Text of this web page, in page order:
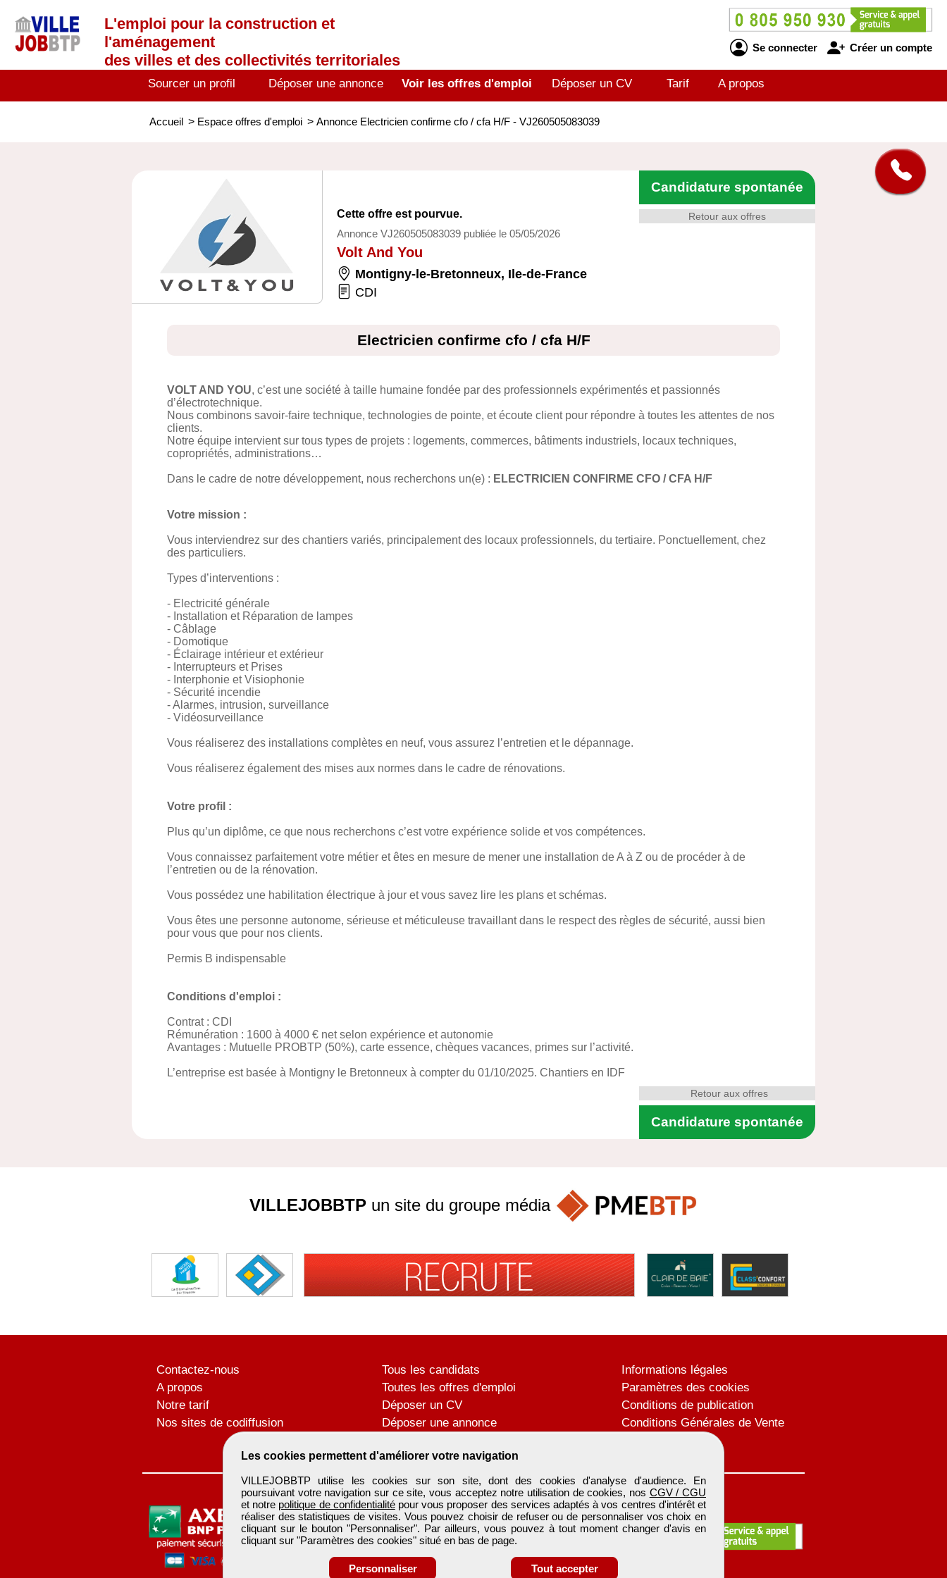
L'emploi pour la construction et
l'aménagement
des villes et des collectivités territoriales
Se connecter Créer un compte
Sourcer un profil Déposer une annonce Voir les offres d'emploi Déposer un CV Tarif A propos
Accueil > Espace offres d'emploi > Annonce Electricien confirme cfo / cfa H/F - VJ260505083039
Retour aux offres
Candidature spontanée
Cette offre est pourvue.
Annonce VJ260505083039 publiée le 05/05/2026
Volt And You
Montigny-le-Bretonneux, Ile-de-France
CDI
Electricien confirme cfo / cfa H/F
VOLT AND YOU, c’est une société à taille humaine fondée par des professionnels expérimentés et passionnés
d’électrotechnique.
Nous combinons savoir-faire technique, technologies de pointe, et écoute client pour répondre à toutes les attentes de nos
clients.
Notre équipe intervient sur tous types de projets : logements, commerces, bâtiments industriels, locaux techniques,
copropriétés, administrations…
Dans le cadre de notre développement, nous recherchons un(e) : ELECTRICIEN CONFIRME CFO / CFA H/F
Votre mission :
Vous interviendrez sur des chantiers variés, principalement des locaux professionnels, du tertiaire. Ponctuellement, chez
des particuliers.
Types d’interventions :
- Electricité générale
- Installation et Réparation de lampes
- Câblage
- Domotique
- Éclairage intérieur et extérieur
- Interrupteurs et Prises
- Interphonie et Visiophonie
- Sécurité incendie
- Alarmes, intrusion, surveillance
- Vidéosurveillance
Vous réaliserez des installations complètes en neuf, vous assurez l’entretien et le dépannage.
Vous réaliserez également des mises aux normes dans le cadre de rénovations.
Votre profil :
Plus qu’un diplôme, ce que nous recherchons c’est votre expérience solide et vos compétences.
Vous connaissez parfaitement votre métier et êtes en mesure de mener une installation de A à Z ou de procéder à de
l’entretien ou de la rénovation.
Vous possédez une habilitation électrique à jour et vous savez lire les plans et schémas.
Vous êtes une personne autonome, sérieuse et méticuleuse travaillant dans le respect des règles de sécurité, aussi bien
pour vous que pour nos clients.
Permis B indispensable
Conditions d'emploi :
Contrat : CDI
Rémunération : 1600 à 4000 € net selon expérience et autonomie
Avantages : Mutuelle PROBTP (50%), carte essence, chèques vacances, primes sur l’activité.
L’entreprise est basée à Montigny le Bretonneux à compter du 01/10/2025. Chantiers en IDF
Candidature spontanée
Retour aux offres
Les cookies permettent d'améliorer votre navigation
VILLEJOBBTP utilise les cookies sur son site, dont des cookies d'analyse d'audience. En
poursuivant votre navigation sur ce site, vous acceptez notre utilisation de cookies, nos CGV / CGU
et notre politique de confidentialitépour vous proposer des services adaptés à vos centres d'intérêt et
réaliser des statistiques de visites. Vous pouvez choisir de refuser ou de personnaliser vos choix en
cliquant sur le bouton "Personnaliser". Par ailleurs, vous pouvez à tout moment changer d'avis en
cliquant sur "Paramètres des cookies" situé en bas de page.
Personnaliser Tout accepter
VILLEJOBBTPun site du groupe média
Contactez-nous
A propos
Notre tarif
Nos sites de codiffusion
Tous les candidats
Toutes les offres d'emploi
Déposer un CV
Déposer une annonce
Informations légales
Paramètres des cookies
Conditions de publication
Conditions Générales de Vente